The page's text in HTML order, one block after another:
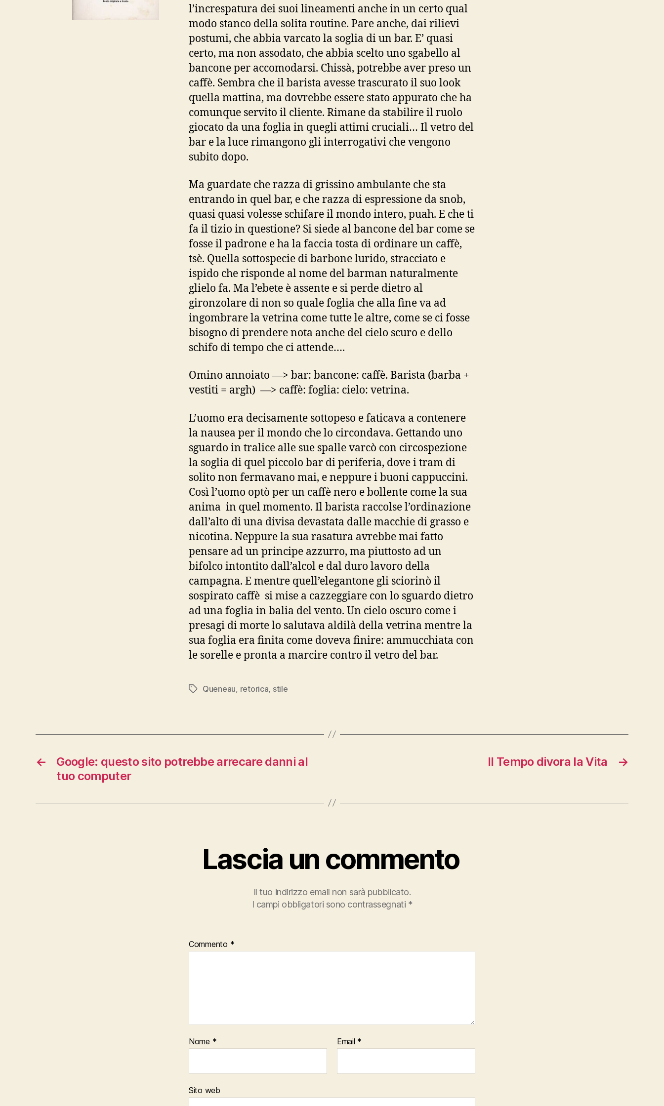
l’increspatura dei suoi lineamenti anche in un certo qual
modo stanco della solita routine. Pare anche, dai rilievi
postumi, che abbia varcato la soglia di un bar. E’ quasi
certo, ma non assodato, che abbia scelto uno sgabello al
bancone per accomodarsi. Chissà, potrebbe aver preso un
caffè. Sembra che il barista avesse trascurato il suo look
quella mattina, ma dovrebbe essere stato appurato che ha
comunque servito il cliente. Rimane da stabilire il ruolo
giocato da una foglia in quegli attimi cruciali… Il vetro del
bar e la luce rimangono gli interrogativi che vengono
subito dopo.
Ma guardate che razza di grissino ambulante che sta
entrando in quel bar, e che razza di espressione da snob,
quasi quasi volesse schifare il mondo intero, puah. E che ti
fa il tizio in questione? Si siede al bancone del bar come se
fosse il padrone e ha la faccia tosta di ordinare un caffè,
tsè. Quella sottospecie di barbone lurido, stracciato e
ispido che risponde al nome del barman naturalmente
glielo fa. Ma l’ebete è assente e si perde dietro al
gironzolare di non so quale foglia che alla fine va ad
ingombrare la vetrina come tutte le altre, come se ci fosse
bisogno di prendere nota anche del cielo scuro e dello
schifo di tempo che ci attende….
Omino annoiato —> bar: bancone: caffè. Barista (barba +
vestiti = argh) —> caffè: foglia: cielo: vetrina.
L’uomo era decisamente sottopeso e faticava a contenere
la nausea per il mondo che lo circondava. Gettando uno
sguardo in tralice alle sue spalle varcò con circospezione
la soglia di quel piccolo bar di periferia, dove i tram di
solito non fermavano mai, e neppure i buoni cappuccini.
Così l’uomo optò per un caffè nero e bollente come la sua
anima in quel momento. Il barista raccolse l’ordinazione
dall’alto di una divisa devastata dalle macchie di grasso e
nicotina. Neppure la sua rasatura avrebbe mai fatto
pensare ad un principe azzurro, ma piuttosto ad un
bifolco intontito dall’alcol e dal duro lavoro della
campagna. E mentre quell’elegantone gli sciorinò il
sospirato caffè si mise a cazzeggiare con lo sguardo dietro
ad una foglia in balia del vento. Un cielo oscuro come i
presagi di morte lo salutava aldilà della vetrina mentre la
sua foglia era finita come doveva finire: ammucchiata con
le sorelle e pronta a marcire contro il vetro del bar.
Tag Queneau, retorica, stile
←
Google: questo sito potrebbe arrecare danni al
tuo computer
→
Il Tempo divora la Vita
Lascia un commento
Il tuo indirizzo email non sarà pubblicato.
I campi obbligatori sono contrassegnati *
Commento *
Nome * Email *
Sito web